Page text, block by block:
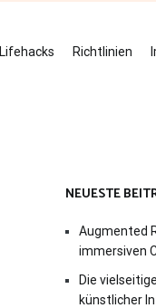
Lifehacks Richtlinien
NEUESTE
Augmented
immersiven
Die
künstlicher